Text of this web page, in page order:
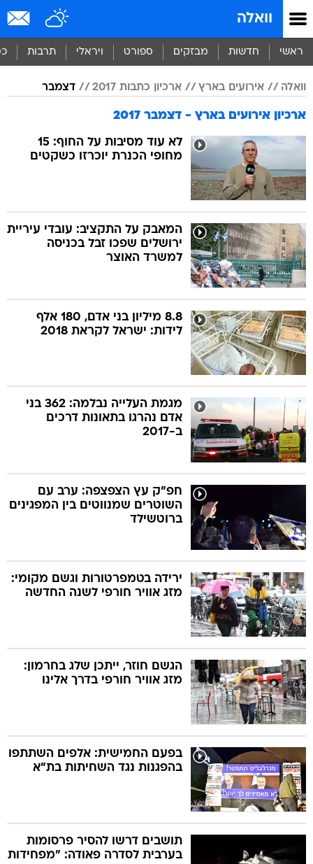
וואלה
ראשי חדשות מבזקים ספורט ויראלי תרבות
וואלה אירועים בארץ ארכיון כתבות 2017 דצמבר
ארכיון אירועים בארץ - דצמבר 2017
לא עוד מסיבות על החוף: 15
מחופי הכנרת יוכרזו כשקטים
המאבק על התקציב: עובדי עיריית
ירושלים שפכו זבל בכניסה
למשרד האוצר
8.8 מיליון בני אדם, 180 אלף
לידות: ישראל לקראת 2018
מגמת העלייה נבלמה: 362 בני
אדם נהרגו בתאונות דרכים
ב-2017
חפ"ק עץ הצפצפה: ערב עם
השוטרים שמנווטים בין המפגינים
ברוטשילד
ירידה בטמפרטורות וגשם מקומי:
מזג אוויר חורפי לשנה החדשה
הגשם חוזר, ייתכן שלג בחרמון:
מזג אוויר חורפי בדרך אלינו
בפעם החמישית: אלפים השתתפו
בהפגנות נגד השחיתות בת"א
תושבים דרשו להסיר פרסומות
בערבית לסדרה פאודה: "מפחידות